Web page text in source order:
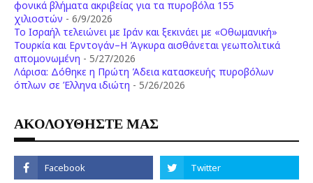
φονικά βλήματα ακριβείας για τα πυροβόλα 155
χιλιοστών - 6/9/2026
Το Ισραήλ τελειώνει με Ιράν και ξεκινάει με «Οθωμανική»
Τουρκία και Ερντογάν–Η Άγκυρα αισθάνεται γεωπολιτικά
απομονωμένη - 5/27/2026
Λάρισα: Δόθηκε η Πρώτη Άδεια κατασκευής πυροβόλων
όπλων σε Έλληνα ιδιώτη - 5/26/2026
ΑΚΟΛΟΥΘΗΣΤΕ ΜΑΣ